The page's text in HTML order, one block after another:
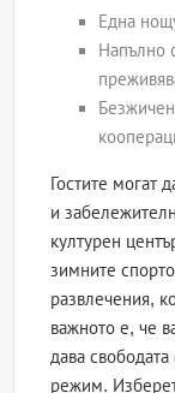
Една
Напълно
Гостите могат
и
културен
зимните
развлечения,
важното е, че
дава
режим.